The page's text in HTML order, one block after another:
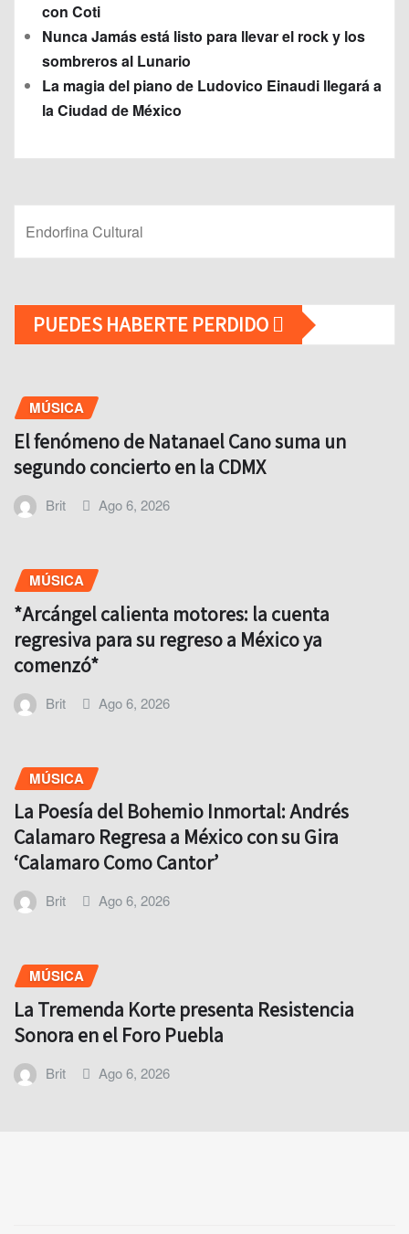
con Coti
Nunca Jamás está listo para llevar el rock y los
sombreros al Lunario
La magia del piano de Ludovico Einaudi llegará a
la Ciudad de México
Endorfina Cultural
PUEDES HABERTE PERDIDO
MÚSICA
El fenómeno de Natanael Cano suma un
segundo concierto en la CDMX
Brit Ago 6, 2026
MÚSICA
*Arcángel calienta motores: la cuenta
regresiva para su regreso a México ya
comenzó*
Brit Ago 6, 2026
MÚSICA
La Poesía del Bohemio Inmortal: Andrés
Calamaro Regresa a México con su Gira
‘Calamaro Como Cantor’
Brit Ago 6, 2026
MÚSICA
La Tremenda Korte presenta Resistencia
Sonora en el Foro Puebla
Brit Ago 6, 2026